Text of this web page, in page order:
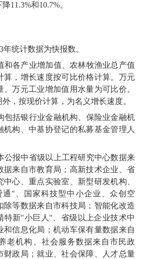
降11 .3%和10.7%。
年统计数据为快报数。
和各产业增加值、农林牧渔业总产值
算，增长速度按可比价格计算。万元
万元工业增加值用水量为可比价。
，按现价计算，为名义增长速度。
包括银行业金融机构、保险业金融机
机构、中基协登记的私募基金管理人
公报中省级以上工程研究中心数据来
据来自市教育局；高新技术企业、省
心、重点实验室、新型研发机构、
"、国家科技型中小企业、众创空
除等数据来自市科技局；智能化改造
特新"小巨人"、省级以上企业技术中
和信息化局；机动车保有量数据来自
老机构、社会服务数据来自市民政
财政局；就业、社会保障、人才总量